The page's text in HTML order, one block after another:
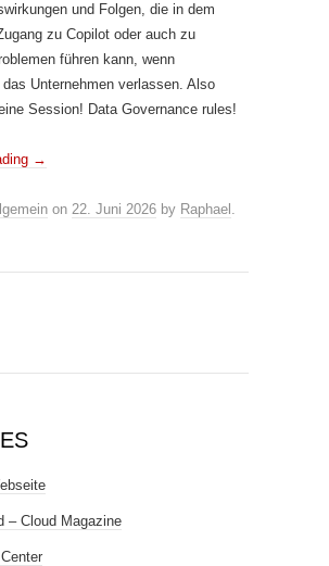
und Folgen, die in dem
zu Copilot oder auch zu
führen kann, wenn
das Unternehmen verlassen. Also
Session! Data Governance rules!
→
on 22. Juni 2026 by Raphael .
– Cloud Magazine